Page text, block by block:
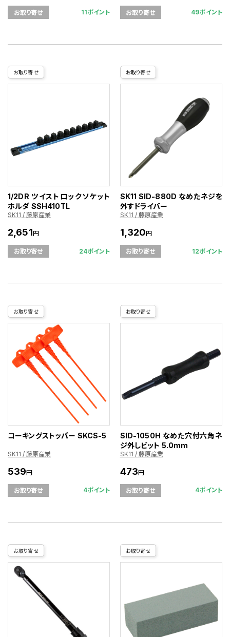
お取り寄せ 11ポイント お取り寄せ 49ポイント
お取り寄せ
1/2DR ツイストロックソケット
ホルダ SSH410TL
SK11 / 藤原産業
2,651円
お取り寄せ 24ポイント
お取り寄せ
SK11 SID-880D なめたネジを
外すドライバー
SK11 / 藤原産業
1,320円
お取り寄せ 12ポイント
お取り寄せ
コーキングストッパー SKCS-5
SK11 / 藤原産業
539円
お取り寄せ 4ポイント
お取り寄せ
SID-1050H なめた穴付六角ネ
ジ外しビット 5.0mm
SK11 / 藤原産業
473円
お取り寄せ 4ポイント
お取り寄せ お取り寄せ